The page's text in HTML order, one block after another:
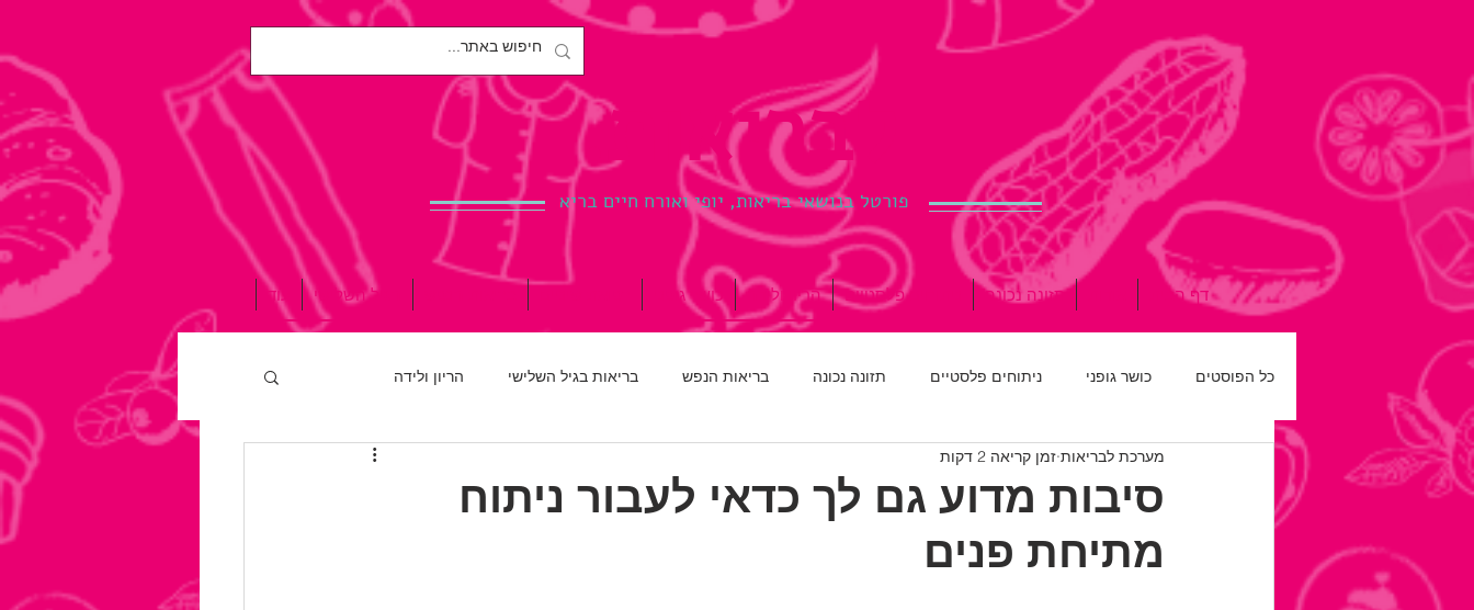
לבריאות.
פורטל בנושאי בריאות, יופי ואורח חיים בריא
דף הבית תזונה נכונה ניתוחים פלסטיים הריון ולידה כושר גופני הגיל השלישי עוד
כל הפוסטים כושר גופני ניתוחים פלסטיים תזונה נכונה בריאות הנפש בריאות בגיל השלישי הריון ולידה
רפואת שיניים חדש על המדף
סיבות מדוע גם לך כדאי לעבור ניתוח
מתיחת פנים
מערכת לבריאות זמן קריאה 2 דקות